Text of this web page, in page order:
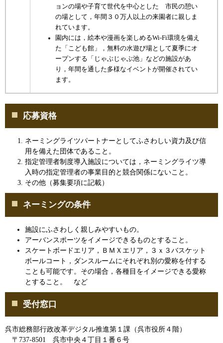
ョンの場や子育て世代を中心とした 市民の憩い
の場として，年間３０万人以上の来園者に親しま
れています。
園内には，絵本や漫画を楽しめるWi-Fi環境を備え
た「こども館」，無料の水遊び場として夏季にオ
ープンする「じゃぶじゃぶ池」などの施設があ
り，年間を通した多様なイベントが開催されてい
ます。
応募資格
ネーミングライツパートナーとしてふさわしい資力及び信
用を備えた団体であること。
指定管理者制度導入施設については，ネーミングライツ導
入時の指定管理者の事業目的と競合関係にないこと。
その他（募集要項に記載）
ネーミングの条件
施設にふさわしく親しみやすいもの。
アーバンスポーツをイメージできるものとすること。
スケートボードエリア，ＢＭＸエリア，３ｘ３バスケット
ボールコート，ダンスルームにそれぞれ別の愛称を付する
ことも可能です。その場合，各種目をイメージできる愛称
とすること。 など
受付窓口
呉市総務部行政改革デジタル推進第１課（呉市役所４階）
〒737-8501 呉市中央４丁目１番６号